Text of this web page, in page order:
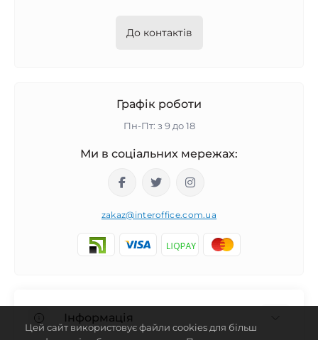
До контактів
Графік роботи
Пн-Пт: з 9 до 18
Ми в соціальних мережах:
zakaz@interoffice.com.ua
Інформація
Цей сайт використовує файли cookies для більш